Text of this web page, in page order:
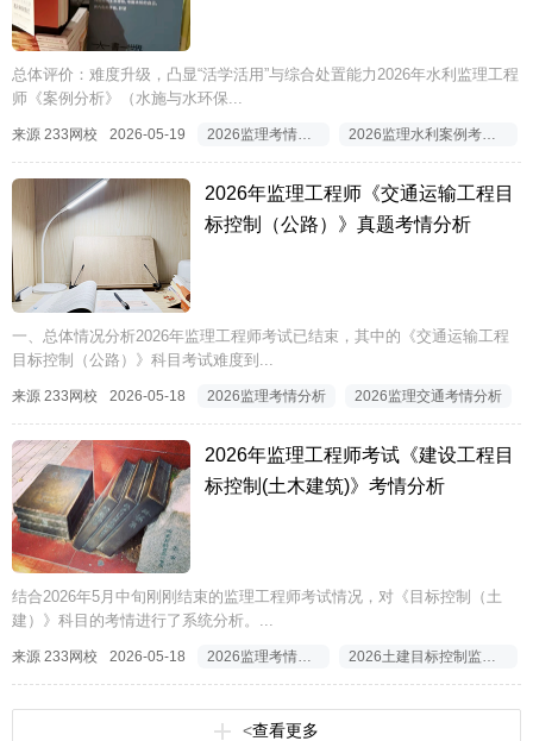
总体评价：难度升级，凸显“活学活用”与综合处置能力2026年水利监理工程
师《案例分析》（水施与水环保...
来源 233网校 2026-05-19 2026监理考情分析 2026监理水利案例考情分析
2026年监理工程师《交通运输工程目
标控制（公路）》真题考情分析
一、总体情况分析2026年监理工程师考试已结束，其中的《交通运输工程
目标控制（公路）》科目考试难度到...
来源 233网校 2026-05-18 2026监理考情分析 2026监理交通考情分析
2026年监理工程师考试《建设工程目
标控制(土木建筑)》考情分析
结合2026年5月中旬刚刚结束的监理工程师考试情况，对《目标控制（土
建）》科目的考情进行了系统分析。...
来源 233网校 2026-05-18 2026监理考情分析 2026土建目标控制监理考情分析
<查看更多